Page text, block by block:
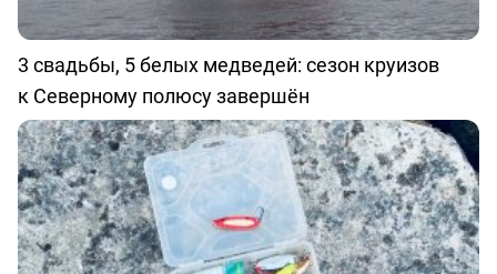
3 свадьбы, 5 белых медведей: сезон круизов
к Северному полюсу завершён